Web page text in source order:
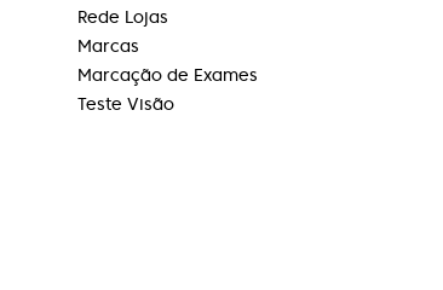
Rede Lojas
Marcas
Marcação de Exames
Teste Visão